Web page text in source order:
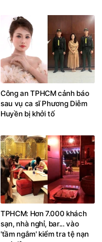
Công an TPHCM cảnh báo
sau vụ ca sĩ Phương Diễm
Huyền bị khởi tố
TPHCM: Hơn 7.000 khách
sạn, nhà nghỉ, bar... vào
'tầm ngắm' kiểm tra tệ nạn